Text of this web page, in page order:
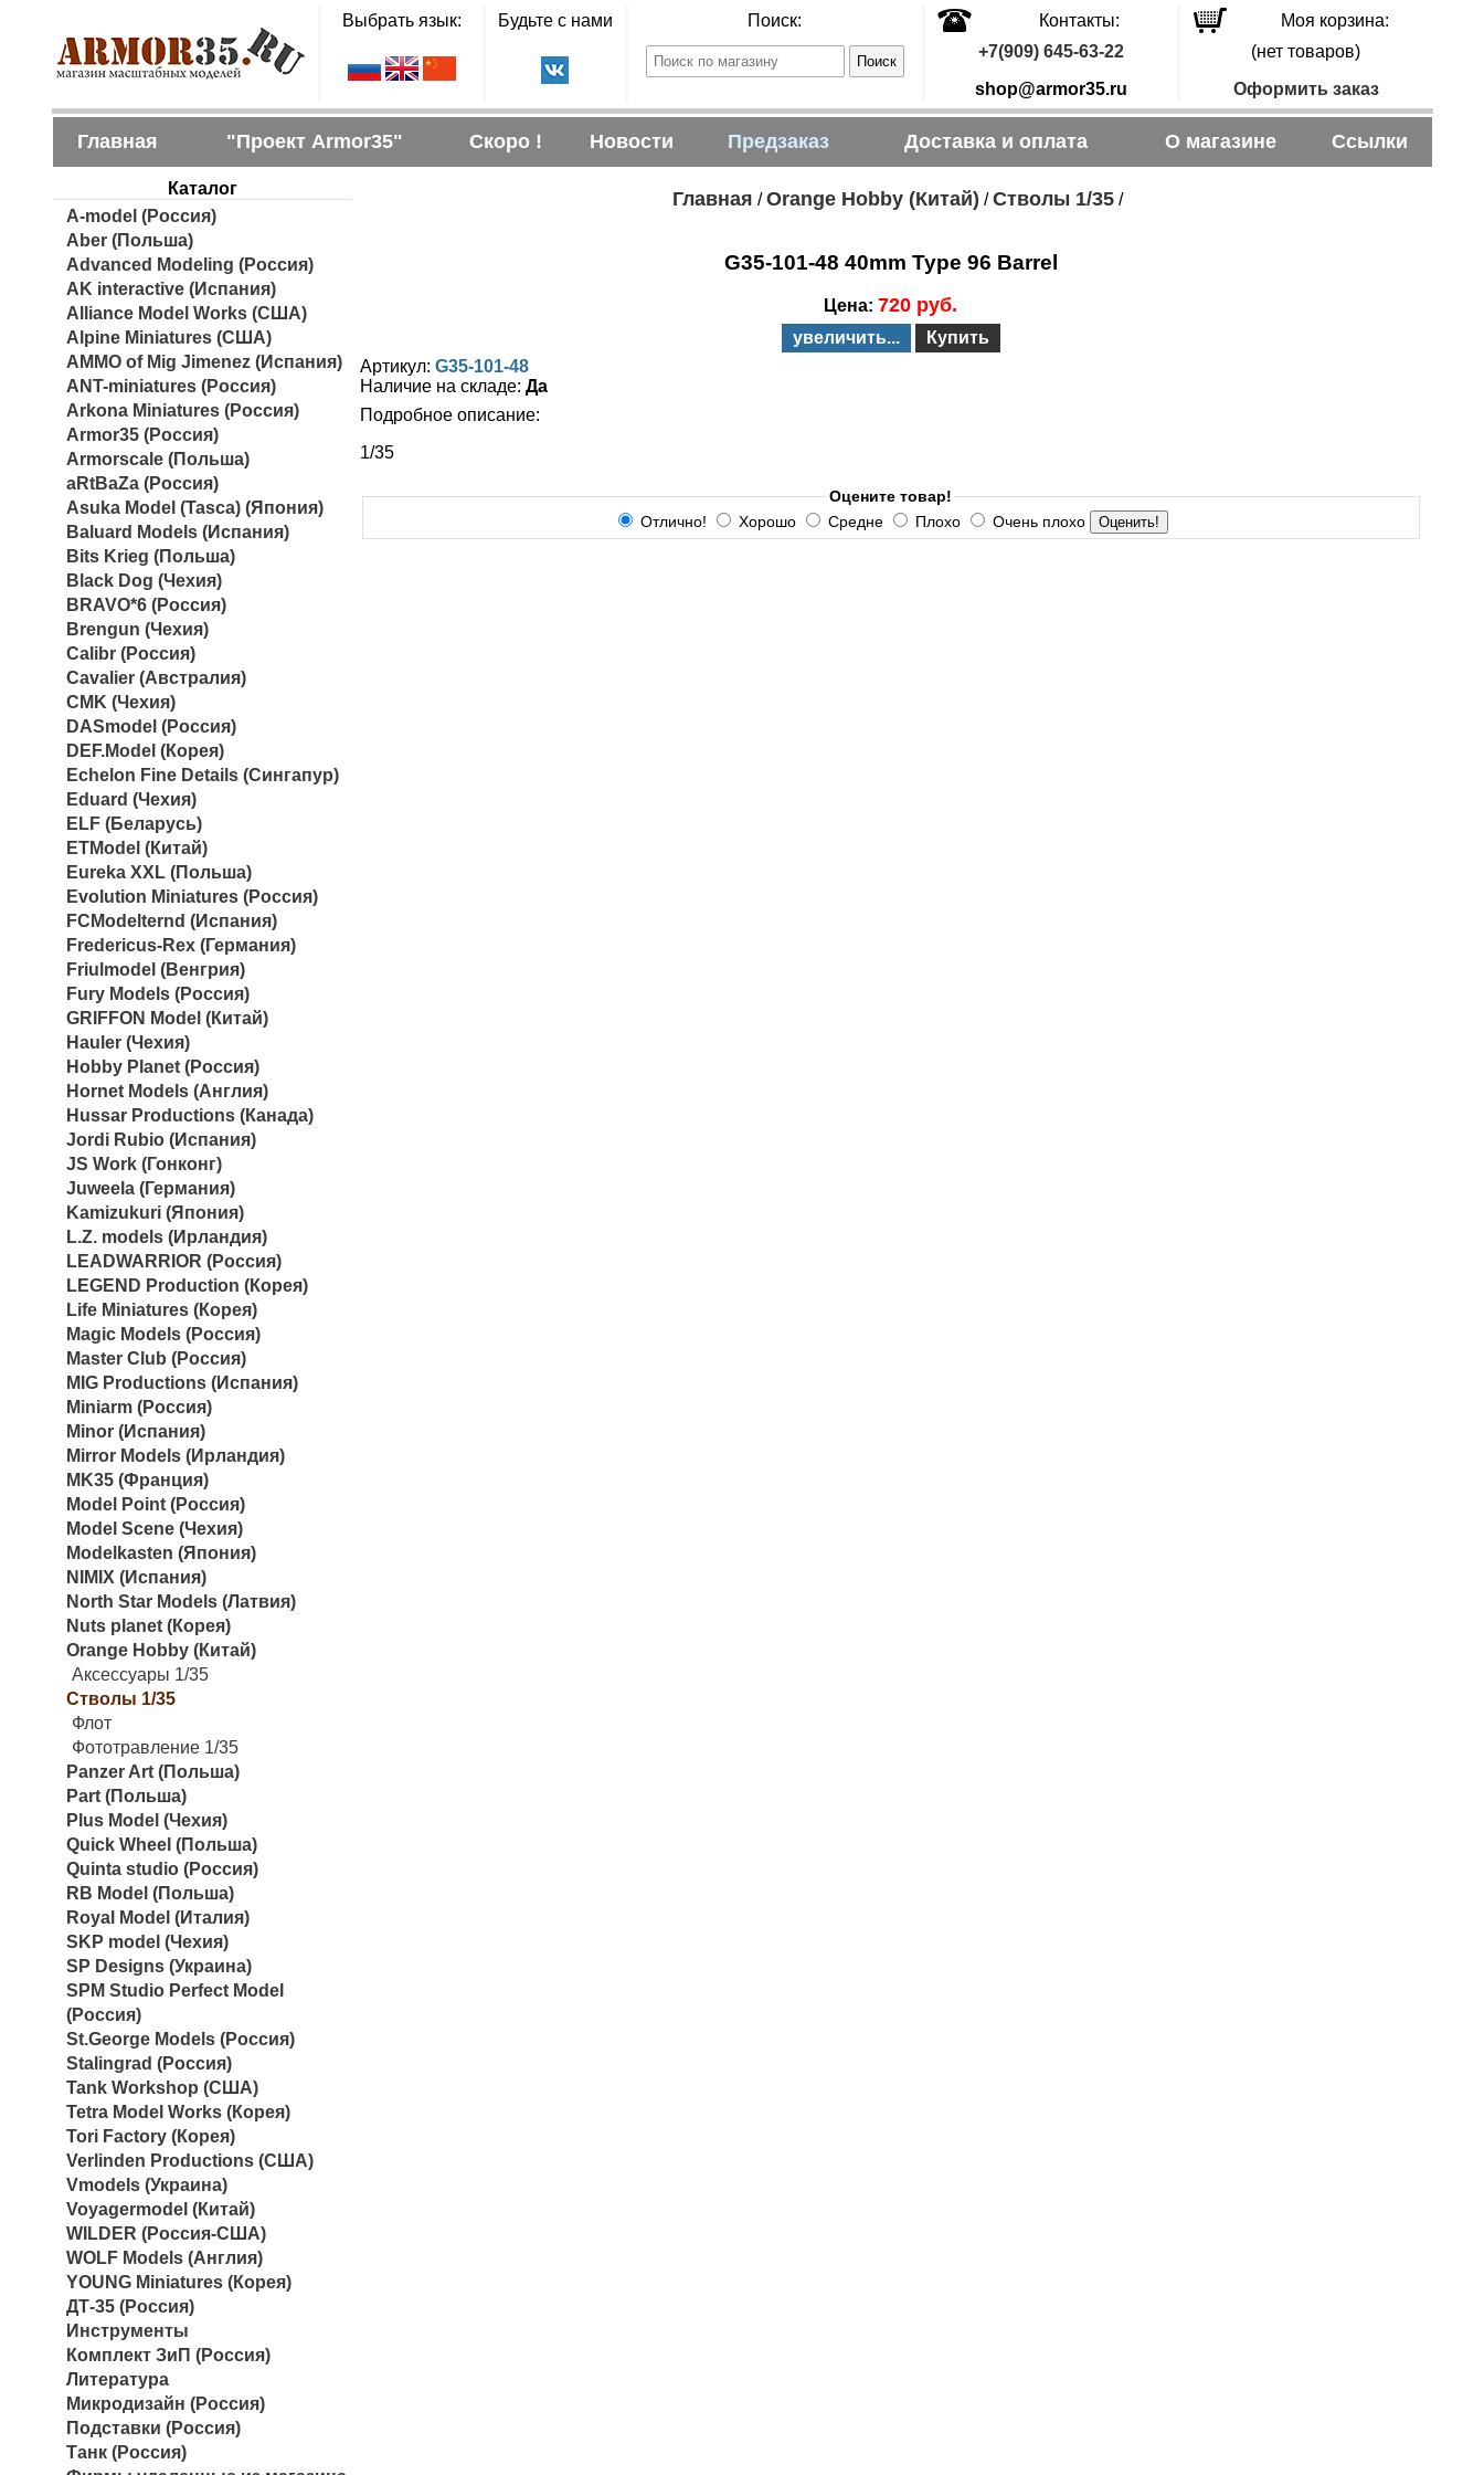
Выбрать язык: Будьте с нами Поиск: Контакты:
Моя корзина:
+7(909) 645-63-22
shop@armor35.ru
(нет товаров)
Оформить заказ
Главная "Проект Armor35" Скоро ! Новости Предзаказ Доставка и оплата О магазине Ссылки
Каталог
A-model (Россия)
Aber (Польша)
Advanced Modeling (Россия)
AK interactive (Испания)
Alliance Model Works (США)
Alpine Miniatures (США)
AMMO of Mig Jimenez (Испания)
ANT-miniatures (Россия)
Arkona Miniatures (Россия)
Armor35 (Россия)
Armorscale (Польша)
aRtBaZa (Россия)
Asuka Model (Tasca) (Япония)
Baluard Models (Испания)
Bits Krieg (Польша)
Black Dog (Чехия)
BRAVO*6 (Россия)
Brengun (Чехия)
Calibr (Россия)
Cavalier (Австралия)
CMK (Чехия)
DASmodel (Россия)
DEF.Model (Корея)
Echelon Fine Details (Сингапур)
Eduard (Чехия)
ELF (Беларусь)
ETModel (Китай)
Eureka XXL (Польша)
Evolution Miniatures (Россия)
FCModelternd (Испания)
Fredericus-Rex (Германия)
Friulmodel (Венгрия)
Fury Models (Россия)
GRIFFON Model (Китай)
Hauler (Чехия)
Hobby Planet (Россия)
Hornet Models (Англия)
Hussar Productions (Канада)
Jordi Rubio (Испания)
JS Work (Гонконг)
Juweela (Германия)
Kamizukuri (Япония)
L.Z. models (Ирландия)
LEADWARRIOR (Россия)
LEGEND Production (Корея)
Life Miniatures (Корея)
Magic Models (Россия)
Master Club (Россия)
MIG Productions (Испания)
Miniarm (Россия)
Minor (Испания)
Mirror Models (Ирландия)
MK35 (Франция)
Model Point (Россия)
Model Scene (Чехия)
Modelkasten (Япония)
NIMIX (Испания)
North Star Models (Латвия)
Nuts planet (Корея)
Orange Hobby (Китай)
Аксессуары 1/35
Стволы 1/35
Флот
Фототравление 1/35
Panzer Art (Польша)
Part (Польша)
Plus Model (Чехия)
Quick Wheel (Польша)
Quinta studio (Россия)
RB Model (Польша)
Royal Model (Италия)
SKP model (Чехия)
SP Designs (Украина)
SPM Studio Perfect Model
(Россия)
St.George Models (Россия)
Stalingrad (Россия)
Tank Workshop (США)
Tetra Model Works (Корея)
Tori Factory (Корея)
Verlinden Productions (США)
Vmodels (Украина)
Voyagermodel (Китай)
WILDER (Россия-США)
WOLF Models (Англия)
YOUNG Miniatures (Корея)
ДТ-35 (Россия)
Инструменты
Комплект ЗиП (Россия)
Литература
Микродизайн (Россия)
Подставки (Россия)
Танк (Россия)
Главная /Orange Hobby (Китай) /Стволы 1/35/
G35-101-48 40mm Type 96 Barrel
Цена: 720 руб.
увеличить...
Купить
Артикул: G35-101-48
Наличие на складе: Да
Подробное описание:
1/35
Оцените товар!
Отлично!
Хорошо Средне Плохо Очень плохо